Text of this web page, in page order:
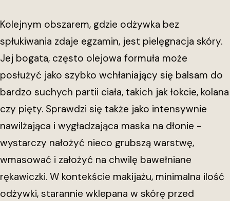
Kolejnym obszarem, gdzie odżywka bez
spłukiwania zdaje egzamin, jest pielęgnacja skóry.
Jej bogata, często olejowa formuła może
posłużyć jako szybko wchłaniający się balsam do
bardzo suchych partii ciała, takich jak łokcie, kolana
czy pięty. Sprawdzi się także jako intensywnie
nawilżająca i wygładzająca maska na dłonie -
wystarczy nałożyć nieco grubszą warstwę,
wmasować i założyć na chwilę bawełniane
rękawiczki. W kontekście makijażu, minimalna ilość
odżywki, starannie wklepana w skórę przed